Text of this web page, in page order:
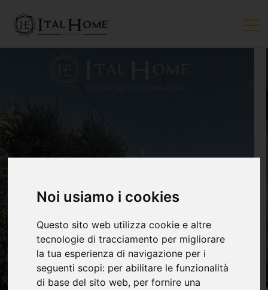
Noi usiamo i cookies
Questo sito web utilizza cookie e altre
tecnologie di tracciamento per migliorare
la tua esperienza di navigazione per i
seguenti scopi: per abilitare le funzionalità
di base del sito web, per fornire una
VENDUTO